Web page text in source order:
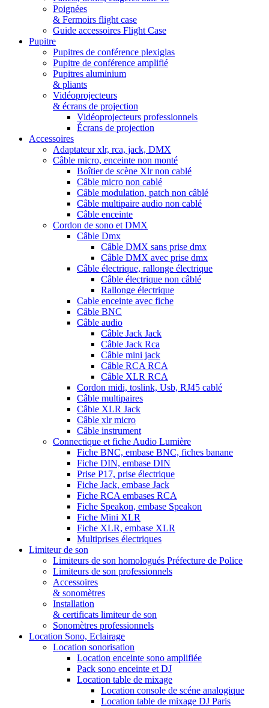
Poignées
& Fermoirs flight case
Guide accessoires Flight Case
Pupitre
Pupitres de conférence plexiglas
Pupitre de conférence amplifié
Pupitres aluminium
& pliants
Vidéoprojecteurs
& écrans de projection
Vidéoprojecteurs professionnels
Écrans de projection
Accessoires
Adaptateur xlr, rca, jack, DMX
Câble micro, enceinte non monté
Boîtier de scène Xlr non cablé
Câble micro non cablé
Câble modulation, patch non câblé
Câble multipaire audio non cablé
Câble enceinte
Cordon de sono et DMX
Câble Dmx
Câble DMX sans prise dmx
Câble DMX avec prise dmx
Câble électrique, rallonge électrique
Câble électrique non câblé
Rallonge électrique
Cable enceinte avec fiche
Câble BNC
Câble audio
Câble Jack Jack
Câble Jack Rca
Câble mini jack
Câble RCA RCA
Câble XLR RCA
Cordon midi, toslink, Usb, RJ45 cablé
Câble multipaires
Câble XLR Jack
Câble xlr micro
Câble instrument
Connectique et fiche Audio Lumière
Fiche BNC, embase BNC, fiches banane
Fiche DIN, embase DIN
Prise P17, prise électrique
Fiche Jack, embase Jack
Fiche RCA embases RCA
Fiche Speakon, embase Speakon
Fiche Mini XLR
Fiche XLR, embase XLR
Multiprises électriques
Limiteur de son
Limiteurs de son homologués Préfecture de Police
Limiteurs de son professionnels
Accessoires
& sonomètres
Installation
& certificats limiteur de son
Sonomètres professionnels
Location Sono, Eclairage
Location sonorisation
Location enceinte sono amplifiée
Pack sono enceinte et DJ
Location table de mixage
Location console de scéne analogique
Location table de mixage DJ Paris